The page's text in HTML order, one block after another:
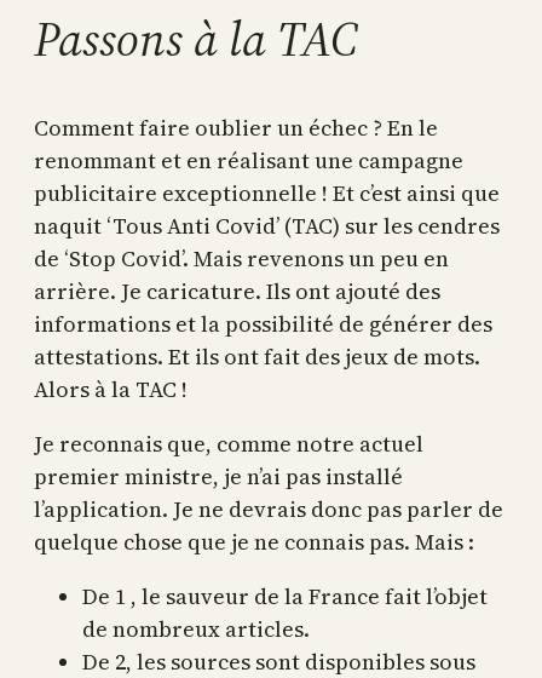
Passons à la TAC
Comment faire oublier un échec ? En le
renommant et en réalisant une campagne
publicitaire exceptionnelle ! Et c’est ainsi que
naquit ‘Tous Anti Covid’ (TAC) sur les cendres
de ‘Stop Covid’. Mais revenons un peu en
arrière. Je caricature. Ils ont ajouté des
informations et la possibilité de générer des
attestations. Et ils ont fait des jeux de mots.
Alors à la TAC !
Je reconnais que, comme notre actuel
premier ministre, je n’ai pas installé
l’application. Je ne devrais donc pas parler de
quelque chose que je ne connais pas. Mais :
De 1 , le sauveur de la France fait l’objet
de nombreux articles.
De 2, les sources sont disponibles sous